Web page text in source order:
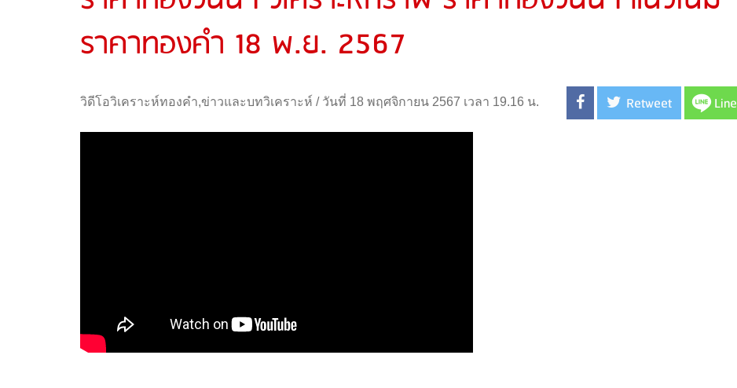
ราคาทองคำ 18 พ.ย. 2567
วิดีโอวิเคราะห์ทองคำ,ข่าวและบทวิเคราะห์ / วันที่ 18 พฤศจิกายน 2567 เวลา 19.16 น. Retweet Line